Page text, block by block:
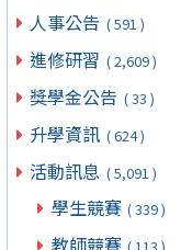
人事公告 ( 591 )
進修研習 ( 2,609 )
獎學金公告 ( 33 )
升學資訊 ( 624 )
活動訊息 ( 5,091 )
學生競賽 ( 339 )
教師競賽